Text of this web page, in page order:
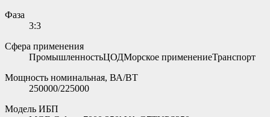
Фаза
3:3
Сфера применения
ПромышленностьЦОДМорское применениеТранспорт
Мощность номинальная, ВА/ВТ
250000/225000
Модель ИБП